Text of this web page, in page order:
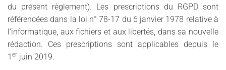
du présent règlement). Les prescriptions du RGPD sont
référencées dans la loi n° 78-17 du 6 janvier 1978 relative à
l'informatique, aux fichiers et aux libertés, dans sa nouvelle
rédaction. Ces prescriptions sont applicables depuis le
1 er juin 2019.